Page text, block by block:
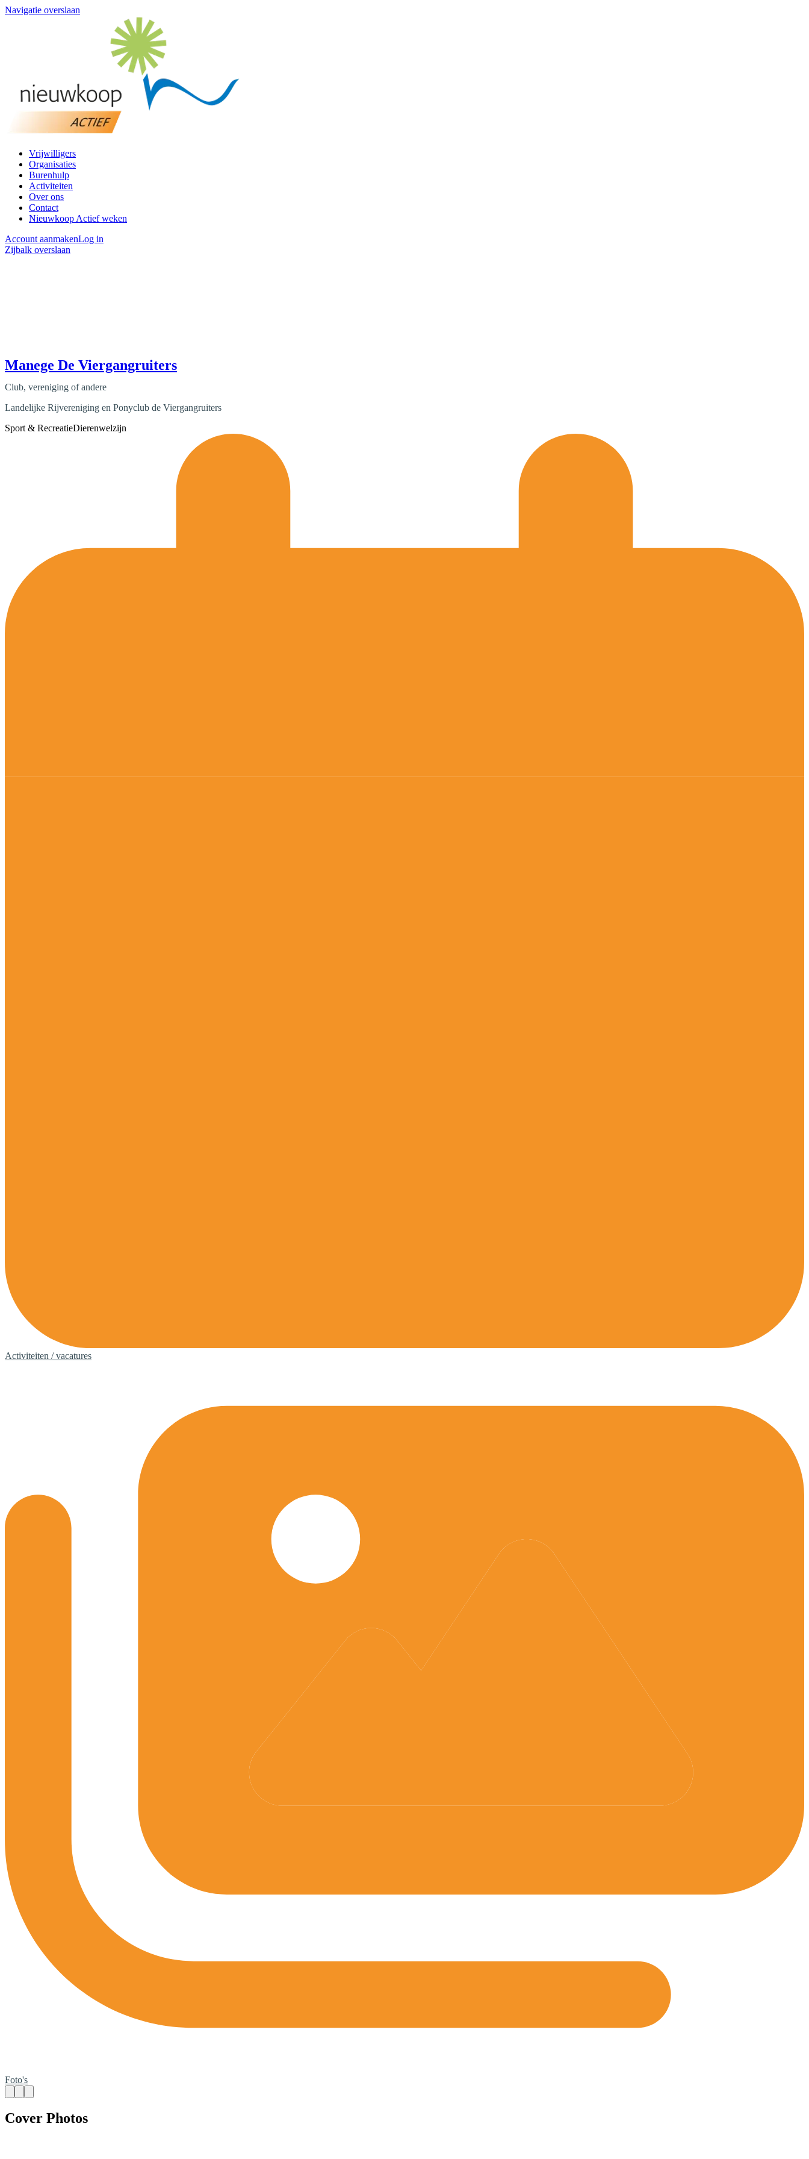
Navigatie overslaan
Vrijwilligers
Organisaties
Burenhulp
Activiteiten
Over ons
Contact
Nieuwkoop Actief weken
Account aanmakenLog in
Zijbalk overslaan
Manege De Viergangruiters
Club, vereniging of andere
Landelijke Rijvereniging en Ponyclub de Viergangruiters
Sport & RecreatieDierenwelzijn
Activiteiten / vacatures
Foto's
Cover Photos